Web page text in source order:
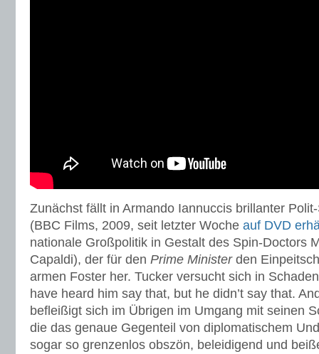
Zunächst fällt in Armando Iannuccis brillanter
(BBC Films, 2009, seit letzter Woche auf DVD
nationale Großpolitik in Gestalt des Spin-Doctors
Capaldi), der für den Prime Ministerden
armen Foster her. Tucker versucht sich in
have heard him say that, but he didn’t say that.
befleißigt sich im Übrigen im Umgang mit seinen
die das genaue Gegenteil von diplomatischem
sogar so grenzenlos obszön, beleidigend und